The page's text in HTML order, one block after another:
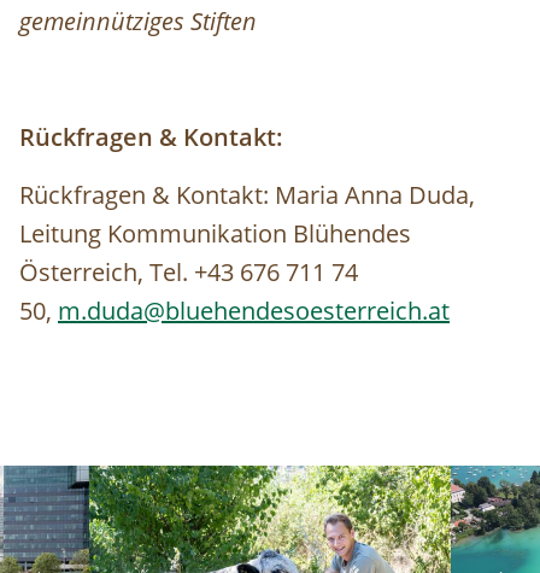
gemeinnütziges Stiften
Rückfragen & Kontakt:
Rückfragen & Kontakt: Maria Anna Duda,
Leitung Kommunikation Blühendes
Österreich, Tel. +43 676 711 74
50, m.duda@bluehendesoesterreich.at
Image Image